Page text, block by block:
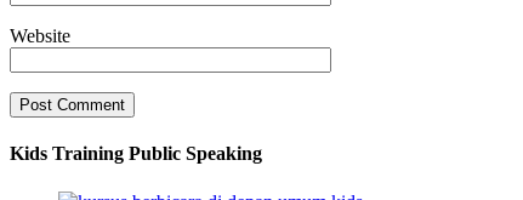
Website
Kids Training Public Speaking